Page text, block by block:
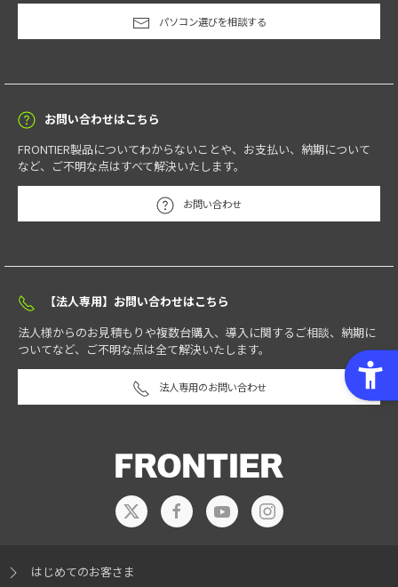
パソコン選びを相談する
お問い合わせはこちら
FRONTIER製品についてわからないことや、お支払い、納期について
など、ご不明な点はすべて解決いたします。
お問い合わせ
【法人専用】お問い合わせはこちら
法人様からのお見積もりや複数台購入、導入に関するご相談、納期に
ついてなど、ご不明な点は全て解決いたします。
法人専用のお問い合わせ
はじめてのお客さま